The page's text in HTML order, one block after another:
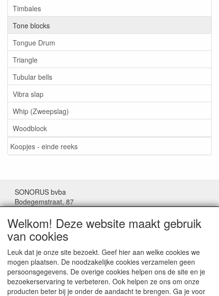
Timbales
Tone blocks
Tongue Drum
Triangle
Tubular bells
Vibra slap
Whip (Zweepslag)
Woodblock
Koopjes - einde reeks
SONORUS bvba
Bodegemstraat, 87
België
Mail:sonorus@skynet.be
Openingsuren:
Welkom! Deze website maakt gebruik
van cookies
Leuk dat je onze site bezoekt. Geef hier aan welke cookies we
mogen plaatsen. De noodzakelijke cookies verzamelen geen
persoonsgegevens. De overige cookies helpen ons de site en je
bezoekerservaring te verbeteren. Ook helpen ze ons om onze
producten beter bij je onder de aandacht te brengen. Ga je voor